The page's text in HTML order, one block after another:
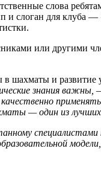
слова
и слоган для клуба
или другими
шахматы и
знания важны,
— один из
специалистами